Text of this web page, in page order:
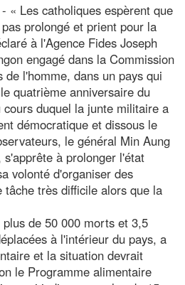
« Les catholiques espèrent que
prolongé et prient pour la
à l'Agence Fides Joseph
engagé dans la Commission
l'homme, dans un pays qui
quatrième anniversaire du
duquel la junte militaire a
démocratique et dissous le
le général Min Aung
à prolonger l'état
volonté d'organiser des
tâche très difficile alors que la
de 50 000 morts et 3,5
à l'intérieur du pays, a
et la situation devrait
le Programme alimentaire